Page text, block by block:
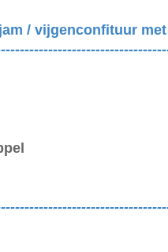
/ vijgenconfituur